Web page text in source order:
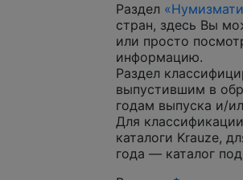
Раздел
стран, здесь Вы
или просто
информацию.
Раздел
выпустившим в
годам выпуска и/
Для
каталоги Krauze,
года — каталог